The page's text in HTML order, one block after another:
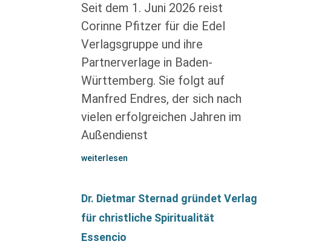
Seit dem 1. Juni 2026 reist
Corinne Pfitzer für die Edel
Verlagsgruppe und ihre
Partnerverlage in Baden-
Württemberg. Sie folgt auf
Manfred Endres, der sich nach
vielen erfolgreichen Jahren im
Außendienst
weiterlesen
Dr. Dietmar Sternad gründet Verlag
für christliche Spiritualität
Essencio